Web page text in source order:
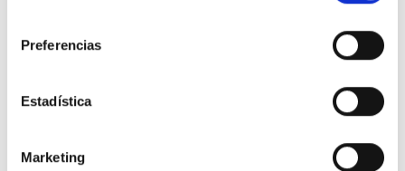
Preferencias
Estadística
Marketing